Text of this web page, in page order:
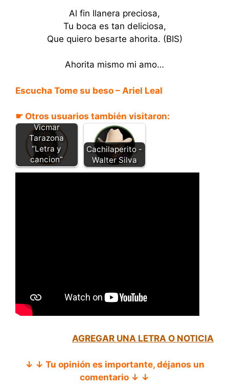
Al fin llanera preciosa,
Tu boca es tan deliciosa,
Que quiero besarte ahorita. (BIS)
Ahorita mismo mi amo…
Escucha Tome su beso – Ariel Leal
☛ Otros usuarios también visitaron:
Beso robado -
Vicmar
Tarazona
“Letra y
cancion”
Cachilaperito -
Walter Silva
AGREGAR UNA LETRA O NOTICIA
↓ ↓ Tu opinión es importante, déjanos un
comentario ↓ ↓